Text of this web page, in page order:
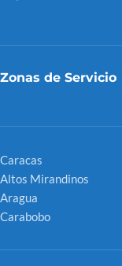
Zonas de Servicio
Caracas
Altos Mirandinos
Aragua
Carabobo